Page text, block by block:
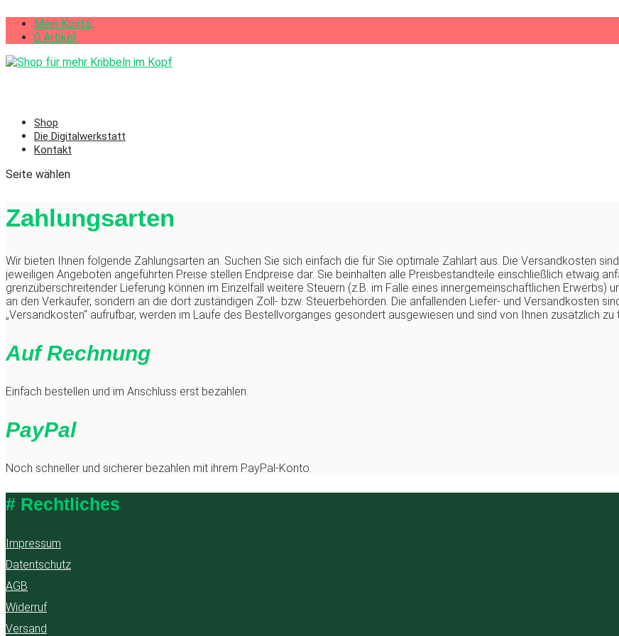
Mein Konto
0 Artikel
Shop
Die Digitalwerkstatt
Kontakt
Seite wählen
Zahlungsarten
Wir bieten Ihnen folgende Zahlungsarten an. Suchen Sie sich einfach die für Sie optimale Zahlart aus. Die Versandkosten
jeweiligen Angeboten angeführten Preise stellen Endpreise dar. Sie beinhalten alle Preisbestandteile einschließlich etwaig
grenzüberschreitender Lieferung können im Einzelfall weitere Steuern (z.B. im Falle eines innergemeinschaftlichen Erwerbs)
an den Verkäufer, sondern an die dort zuständigen Zoll- bzw. Steuerbehörden. Die anfallenden Liefer- und Versandkosten
„Versandkosten“ aufrufbar, werden im Laufe des Bestellvorganges gesondert ausgewiesen und sind von Ihnen zusätzlich zu
Auf Rechnung
Einfach bestellen und im Anschluss erst bezahlen.
PayPal
Noch schneller und sicherer bezahlen mit ihrem PayPal-Konto.
# Rechtliches
Impressum
Datentschutz
AGB
Widerruf
Versand